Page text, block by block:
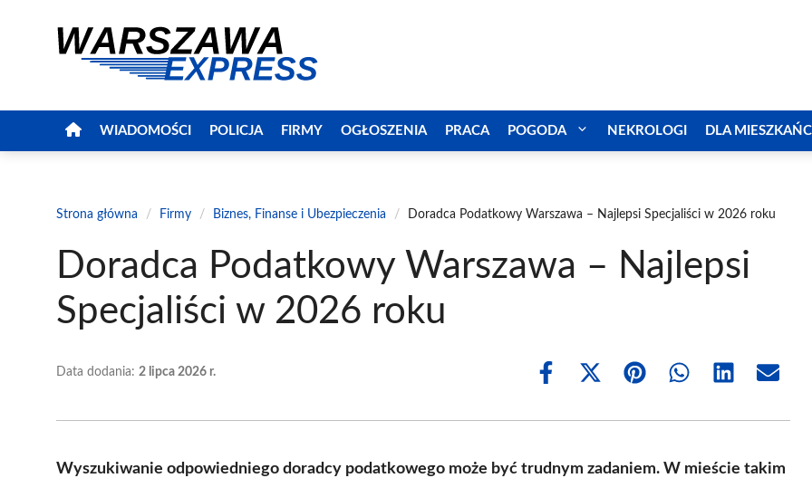
WIADOMOŚCI POLICJA FIRMY OGŁOSZENIA PRACA POGODA NEKROLOGI DLA
Strona główna / Firmy / Biznes, Finanse i Ubezpieczenia / Doradca Podatkowy Warszawa – Najlepsi Specjaliści w 2026 roku
Doradca Podatkowy Warszawa – Najlepsi
Specjaliści w 2026 roku
Data dodania: 2 lipca 2026 r.
Share
Share
(Twitter)
Share Share Share Share
Wyszukiwanie odpowiedniego doradcy podatkowego może być trudnym zadaniem. W mieście takim